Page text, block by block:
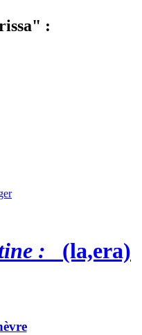
:
: (la,era)